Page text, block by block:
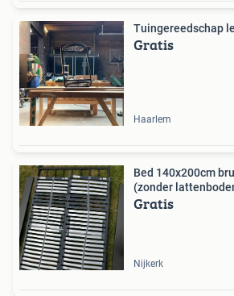
Tuingereedschap
Gratis
Haarlem
Bed 140x200cm
(zonder
Gratis
Nijkerk